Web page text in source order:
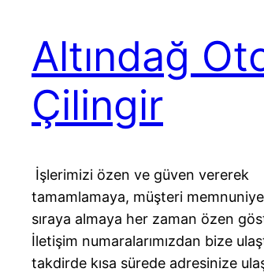
Altındağ
Çilingir
İşlerimizi özen ve güven vererek
tamamlamaya, müşteri
sıraya almaya her zaman özen
İletişim numaralarımızdan bize
takdirde kısa sürede adresinize